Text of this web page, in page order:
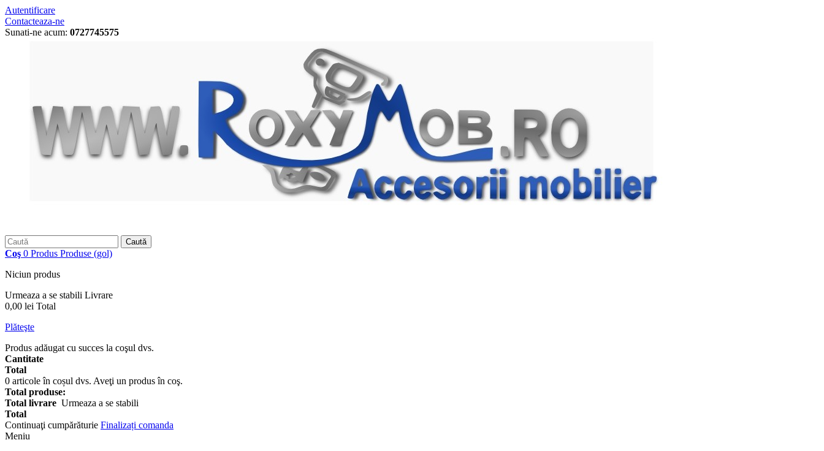
Autentificare
Contacteaza-ne
Sunati-ne acum: 0727745575
Caută
Coş 0 Produs Produse (gol)
Niciun produs
Urmeaza a se stabili Livrare
0,00 lei Total
Plăteşte
Produs adăugat cu succes la coşul dvs.
Cantitate
Total
0 articole în coșul dvs. Aveţi un produs în coş.
Total produse:
Total livrare Urmeaza a se stabili
Total
Continuaţi cumpărăturie Finalizați comanda
Meniu